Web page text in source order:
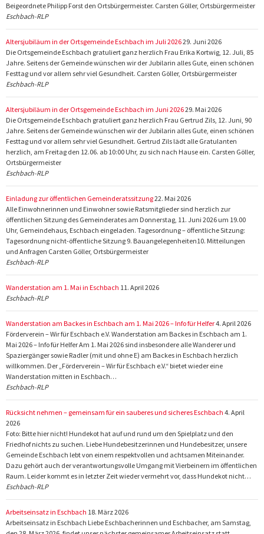
Beigeordnete Philipp Forst den Ortsbürgermeister. Carsten Göller, Ortsbürgermeister
Eschbach-RLP
Altersjubiläum in der Ortsgemeinde Eschbach im Juli 202629. Juni 2026
Die Ortsgemeinde Eschbach gratuliert ganz herzlich Frau Erika Kortwig, 12. Juli, 85
Jahre. Seitens der Gemeinde wünschen wir der Jubilarin alles Gute, einen schönen
Festtag und vor allem sehr viel Gesundheit. Carsten Göller, Ortsbürgermeister
Eschbach-RLP
Altersjubiläum in der Ortsgemeinde Eschbach im Juni 202629. Mai 2026
Die Ortsgemeinde Eschbach gratuliert ganz herzlich Frau Gertrud Zils, 12. Juni, 90
Jahre. Seitens der Gemeinde wünschen wir der Jubilarin alles Gute, einen schönen
Festtag und vor allem sehr viel Gesundheit. Gertrud Zils lädt alle Gratulanten
herzlich, am Freitag den 12.06. ab 10:00 Uhr, zu sich nach Hause ein. Carsten Göller,
Ortsbürgermeister
Eschbach-RLP
Einladung zur öffentlichen Gemeinderatssitzung22. Mai 2026
Alle Einwohnerinnen und Einwohner sowie Ratsmitglieder sind herzlich zur
öffentlichen Sitzung des Gemeinderates am Donnerstag, 11. Juni 2026 um 19.00
Uhr, Gemeindehaus, Eschbach eingeladen. Tagesordnung – öffentliche Sitzung:
Tagesordnung nicht-öffentliche Sitzung 9. Bauangelegenheiten10. Mitteilungen
und Anfragen Carsten Göller, Ortsbürgermeister
Eschbach-RLP
Wanderstation am 1. Mai in Eschbach 11. April 2026
Eschbach-RLP
Wanderstation am Backes in Eschbach am 1. Mai 2026 – Info für Helfer4. April 2026
Förderverein – Wir für Eschbach e.V. Wanderstation am Backes in Eschbach am 1.
Mai 2026 – Info für Helfer Am 1. Mai 2026 sind insbesondere alle Wanderer und
Spaziergänger sowie Radler (mit und ohne E) am Backes in Eschbach herzlich
willkommen. Der „Förderverein – Wir für Eschbach e.V.“ bietet wieder eine
Wanderstation mitten in Eschbach…
Eschbach-RLP
Rücksicht nehmen – gemeinsam für ein sauberes und sicheres Eschbach 4. April
2026
Foto: Bitte hier nicht! Hundekot hat auf und rund um den Spielplatz und den
Friedhof nichts zu suchen. Liebe Hundebesitzerinnen und Hundebesitzer, unsere
Gemeinde Eschbach lebt von einem respektvollen und achtsamen Miteinander.
Dazu gehört auch der verantwortungsvolle Umgang mit Vierbeinern im öffentlichen
Raum. Leider kommt es in letzter Zeit wieder vermehrt vor, dass Hundekot nicht…
Eschbach-RLP
Arbeitseinsatz in Eschbach 18. März 2026
Arbeitseinsatz in Eschbach Liebe Eschbacherinnen und Eschbacher, am Samstag,